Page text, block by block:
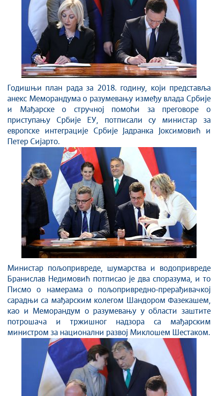
Годишњи план рада за 2018. годину, који представља
анекс Меморандума о разумевању између влада Србије
и Мађарске о стручној помоћи за преговоре о
приступању Србије ЕУ, потписали су министар за
европске интеграције Србије Јадранка Јоксимовић и
Петер Сијарто.
Министар пољопривреде, шумарства и водопривреде
Бранислав Недимовић потписао је два споразума, и то
Писмо о намерама о пољопривредно-прерађивачкој
сарадњи са мађарским колегом Шандором Фазекашем,
као и Меморандум о разумевању у области заштите
потрошача и тржишног надзора са мађарским
министром за национални развој Миклошем Шестаком.